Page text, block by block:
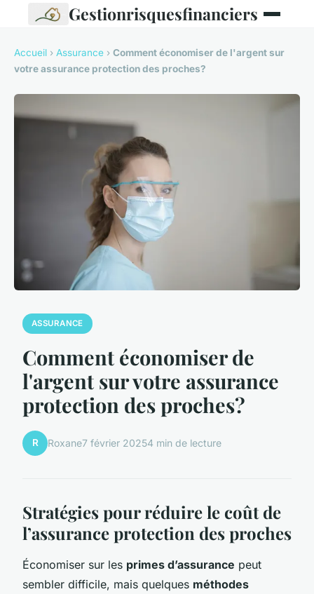
Gestionrisquesfinanciers
Accueil › Assurance › Comment économiser de l'argent sur
votre assurance protection des proches?
ASSURANCE
Comment économiser de
l'argent sur votre assurance
protection des proches?
R Roxane7 février 20254 min de lecture
Stratégies pour réduire le coût de
l’assurance protection des proches
Économiser sur les primes d’assurance peut
sembler difficile, mais quelques méthodes